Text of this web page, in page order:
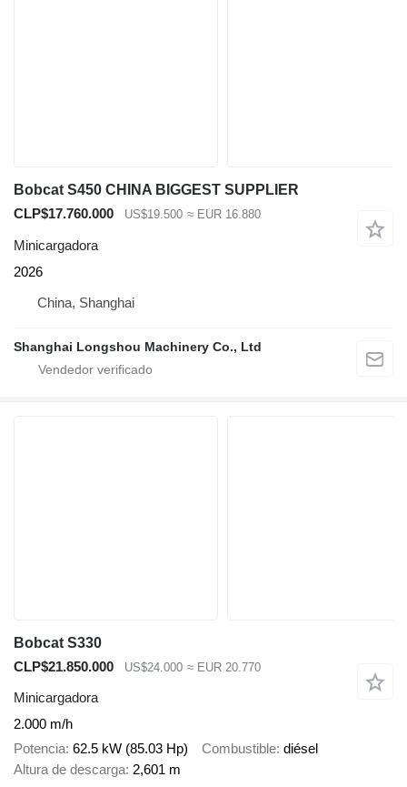
Bobcat S450 CHINA BIGGEST SUPPLIER
CLP$17.760.000
US$19.500 ≈ EUR 16.880
Minicargadora
2026
China, Shanghai
Shanghai Longshou Machinery Co., Ltd
Bobcat S330
CLP$21.850.000
US$24.000 ≈ EUR 20.770
Minicargadora
2.000 m/h
Potencia 62.5 kW (85.03 Hp) Combustible diésel
Altura de descarga 2,601 m